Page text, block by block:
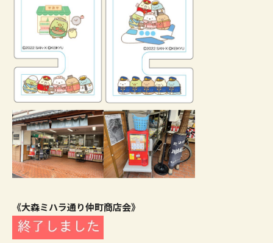
《大森ミハラ通り仲町商店会》